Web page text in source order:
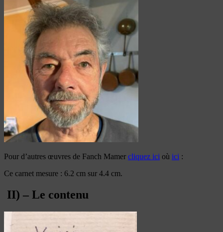
Pour d’autres œuvres de Fanch Mamer cliquez ici où ici :
Ce carnet mesure : 6.2 cm sur 4.4 cm.
II) – Le contenu